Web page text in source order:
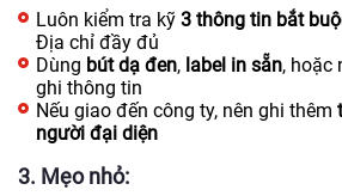
Luôn kiểm tra kỹ 3 thông tin bắt
Địa chỉ đầy đủ
Dùng bút dạ đen, label in sẵn, hoặc
ghi thông tin
Nếu giao đến công ty, nên ghi thêm
người đại diện
3. Mẹo nhỏ: